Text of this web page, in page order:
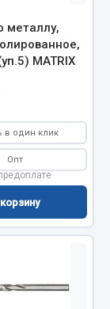
металлу,
MATRIX
в один клик
Опт